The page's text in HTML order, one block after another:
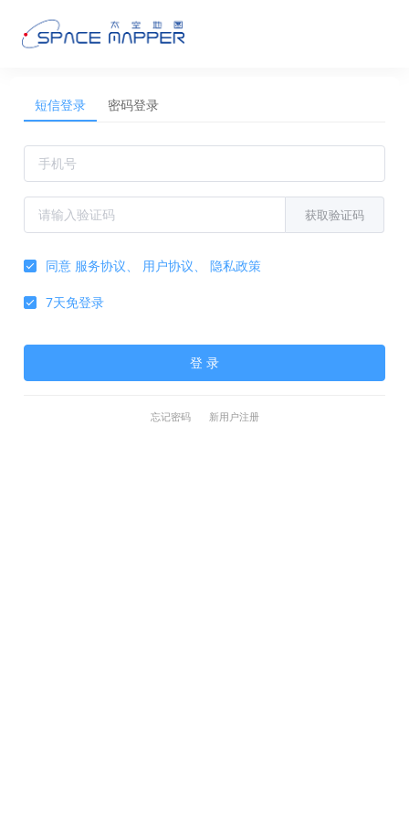
短信登录 密码登录
获取验证码
同意 服务协议、 用户协议、隐私政策
7天免登录
登 录
忘记密码 新用户注册